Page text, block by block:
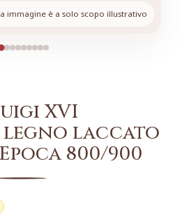
immagine è a solo scopo illustrativo
XVI
legno laccato
800/900